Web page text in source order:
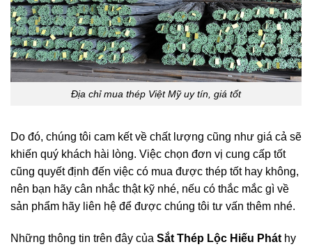
Địa chỉ mua thép Việt Mỹ uy tín, giá tốt
Do đó, chúng tôi cam kếtvề chất lượng cũng như giá cả sẽ
khiến quý khách hài lòng. Việc chọn đơn vị cung cấp tốt
cũng quyết định đến việc có mua được thép tốt hay không,
nên bạn hãy cân nhắc thật kỹ nhé, nếu có thắc mắc gì về
sản phẩm hãy liên hệ để được chúng tôi tư vấn thêm nhé.
Những thông tin trên đây của Sắt Thép Lộc Hiếu Phát hy